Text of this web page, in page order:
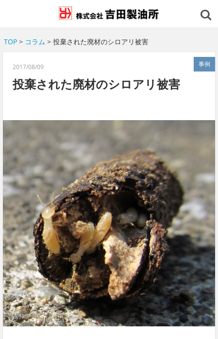
TOP> コラム > 投棄された廃材のシロアリ被害
事例
2017/08/09
投棄された廃材のシロアリ被害